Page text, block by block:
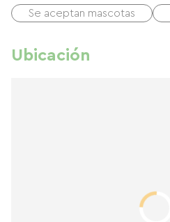
Se aceptan mascotas
Ubicación